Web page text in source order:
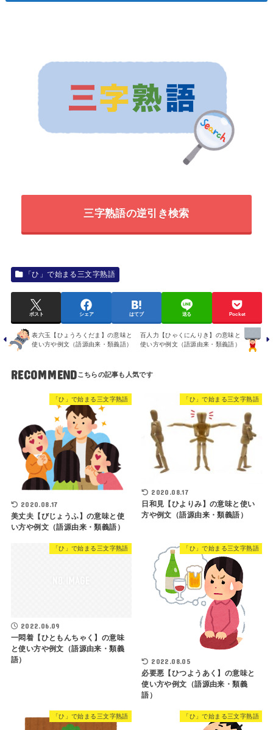
三字熟語の逆引き検索
「ひ」で始まる三文字熟語
ポスト シェア はてブ 送る Pocket
表六玉【ひょうろくだま】の意味と
使い方や例文（語源由来・類義語）
百人力【ひゃくにんりき】の意味と
使い方や例文（語源由来・類義語）
RECOMMEND
「ひ」で始まる三文字熟語
2020.08.17
美丈夫【びじょうふ】の意味と使
い方や例文（語源由来・類義語）
「ひ」で始まる三文字熟語
2020.08.17
日和見【ひよりみ】の意味と使い
方や例文（語源由来・類義語）
「ひ」で始まる三文字熟語
2022.06.09
一悶着【ひともんちゃく】の意味
と使い方や例文（語源由来・類義
語）
「ひ」で始まる三文字熟語
2022.08.05
必要悪【ひつようあく】の意味と
使い方や例文（語源由来・類義
語）
「ひ」で始まる三文字熟語 「ひ」で始まる三文字熟語